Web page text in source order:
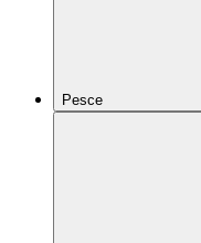
Pesce